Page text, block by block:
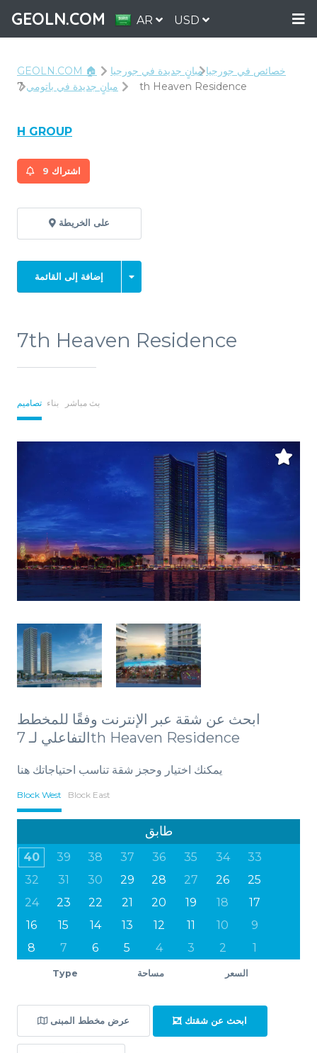
GEOLN.COM AR USD
GEOLN.COM 🏠 خصائص في جورجيا مبانٍ جديدة في جورجيا
مبانٍ جديدة في باتومي
7th Heaven Residence
H GROUP
اشتراك 9
على الخريطة
إضافة إلى القائمة
7th Heaven Residence
تصاميم بناء بث مباشر
ابحث عن شقة عبر الإنترنت وفقًا للمخطط
التفاعلي لـ 7th Heaven Residence
يمكنك اختيار وحجز شقة تناسب احتياجاتك هنا
Block West Block East
طابق
40 39 38 37 36 35 34
33
32
31 30 29 28 27 26
25
24
23 22 21 20 19 18
17
16
15 14 13 12 11 10
9
8
7 6 5 4 3 2 1
Type مساحة السعر
عرض مخطط المبنى ابحث عن شقتك